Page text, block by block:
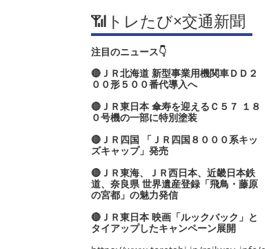
📶トレたび×交通新聞
注目のニュース👇
🔴ＪＲ北海道 新型事業用機関車ＤＤ２
００形５００番代導入へ
🔴ＪＲ東日本 傘寿を迎えるＣ５７ １８
０号機の一部に特別塗装
🔴ＪＲ四国 「ＪＲ四国８０００系キッ
ズキャップ」発売
🔴ＪＲ東海、ＪＲ西日本、近畿日本鉄
道、奈良県 世界遺産登録「飛鳥・藤原
の宮都」の魅力発信
🔴ＪＲ東日本 映画「ルックバック」と
タイアップしたキャンペーン展開